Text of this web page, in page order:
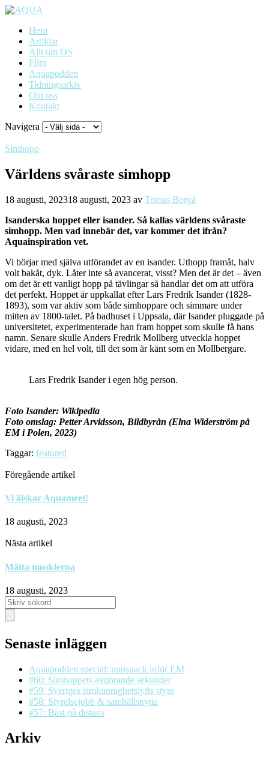
Hem
Artiklar
Allt om OS
Film
Aquapodden
Tidningsarkiv
Om oss
Kontakt
Navigera
Simhopp
Världens svåraste simhopp
18 augusti, 202318 augusti, 2023 av Tomas Borgå
Isanderska hoppet eller isander. Så kallas världens svåraste
simhopp. Men vad innebär det, var kommer det ifrån?
Aquainspiration vet.
Vi börjar med själva utförandet av en isander. Uthopp framåt, halv
volt bakåt, dyk. Låter inte så avancerat, visst? Men det är det – även
om det är ett vanligt hopp på tävlingar så handlar det om att utföra
det perfekt. Hoppet är uppkallat efter Lars Fredrik Isander (1828-
1893), som var aktiv som både simhoppare och simmare under
mitten av 1800-talet. På badhuset i Uppsala, där Isander pluggade på
universitetet, experimenterade han fram hoppet som skulle få hans
namn. Senare skulle Anders Fredrik Mollberg utveckla hoppet
vidare, med en hel volt, till det som är känt som en Mollbergare.
Lars Fredrik Isander i egen hög person.
Foto Isander: Wikipedia
Foto omslag: Petter Arvidsson, Bildbyrån (Elna Widerström på
EM i Polen, 2023)
Taggar: featured
Föregående artikel
Vi älskar Aquameet!
18 augusti, 2023
Nästa artikel
Mätta musklerna
18 augusti, 2023
Senaste inläggen
Aquapodden special: uppsnack inför EM
#60: Simhoppets avgörande sekunder
#59: Sveriges simkunnighetslyfts styre
#58: Styrelsejobb & samhällsnytta
#57: Bäst på distans
Arkiv